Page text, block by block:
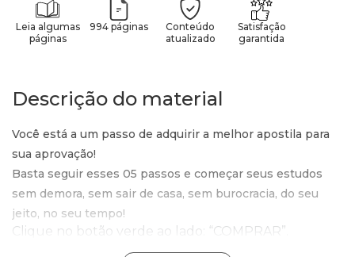
Leia algumas
páginas
994 páginas
Conteúdo
atualizado
Satisfação
garantida
Descrição do material
Você está a um passo de adquirir a melhor apostila para
sua aprovação!
Basta seguir esses 05 passos e começar seus estudos
sem demora, sem sair de casa, sem burocracia, do seu
jeito, no seu tempo!
Clique no botão verde ao lado: “COMPRAR”.